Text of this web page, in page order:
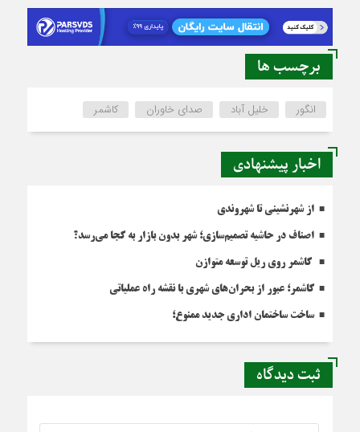
برچسب ها
انگور خلیل آباد صدای خاوران کاشمر
اخبار پیشنهادی
از شهرنشینی تا شهروندی
اصناف در حاشیه تصمیم‌سازی؛ شهر بدون بازار به کجا می‌رسد؟
کاشمر روی ریل توسعه متوازن
کاشمر؛ عبور از بحران‌های شهری با نقشه راه عملیاتی
ساخت ساختمان اداری جدید ممنوع؛
ثبت دیدگاه